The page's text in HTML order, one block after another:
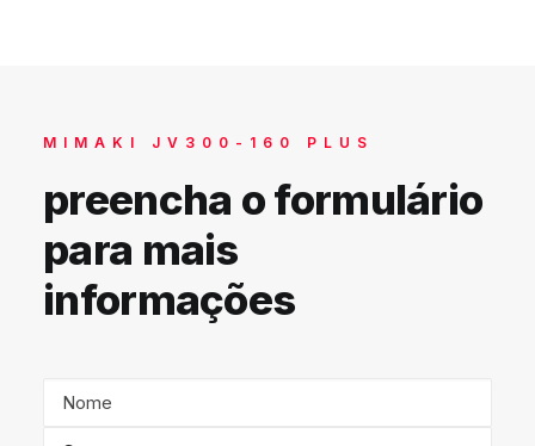
MIMAKI JV300-160 PLUS
preencha o formulário
para mais
informações